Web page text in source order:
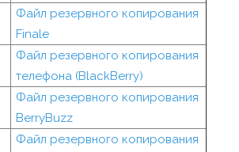
Файл резервного копирования
Finale
Файл резервного копирования
телефона (BlackBerry)
Файл резервного копирования
BerryBuzz
Файл резервного копирования